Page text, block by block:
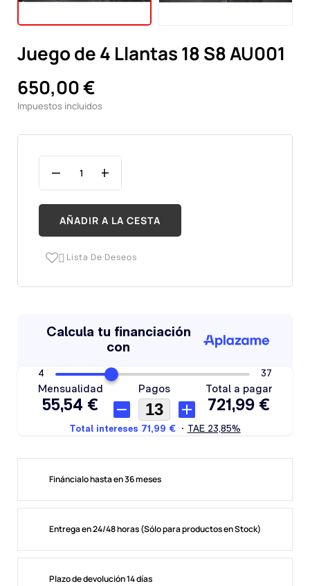
Juego de 4 Llantas 18 S8 AU001
650,00 €
Impuestos incluidos
AÑADIR A LA CESTA
 Lista De Deseos
Fináncialo hasta en 36 meses
Entrega en 24/48 horas (Sólo para productos en Stock)
Plazo de devolución 14 días